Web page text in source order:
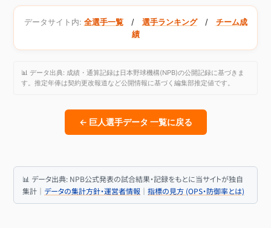
データサイト内: 全選手一覧/ 選手ランキング/ チーム成
績
📊 データ出典: 成績・通算記録は日本野球機構(NPB)の公開記録に基づきま
す。推定年俸は契約更改報道など公開情報に基づく編集部推定値です。
← 巨人選手データ 一覧に戻る
📊 データ出典: NPB公式発表の試合結果・記録をもとに当サイトが独自
集計｜ データの集計方針・運営者情報 ｜ 指標の見方 (OPS・防御率とは)